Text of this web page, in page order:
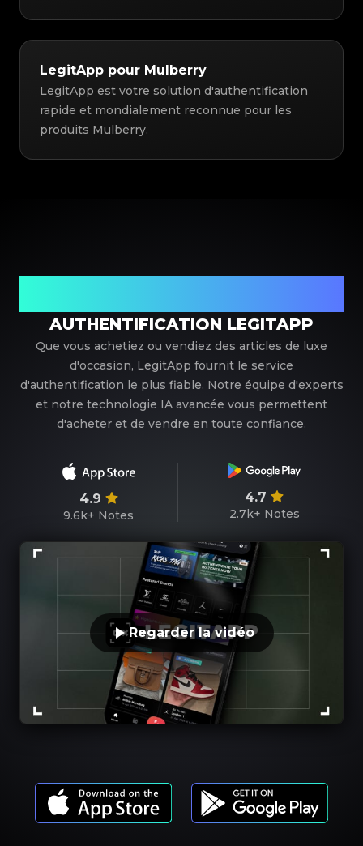
LegitApp pour Mulberry
LegitApp est votre solution d'authentification
rapide et mondialement reconnue pour les
produits Mulberry.
AUTHENTIFICATION LEGITAPP
Que vous achetiez ou vendiez des articles de luxe
d'occasion, LegitApp fournit le service
d'authentification le plus fiable. Notre équipe d'experts
et notre technologie IA avancée vous permettent
d'acheter et de vendre en toute confiance.
4.9
9.6k+ Notes
4.7
2.7k+ Notes
Regarder la vidéo